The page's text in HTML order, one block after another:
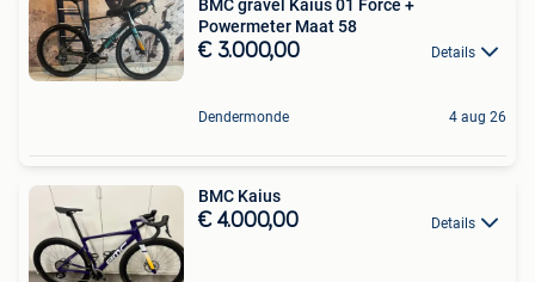
BMC gravel Kaius 01 Force +
Powermeter Maat 58
€ 3.000,00 Details
Dendermonde 4 aug 26
BMC Kaius
€ 4.000,00 Details